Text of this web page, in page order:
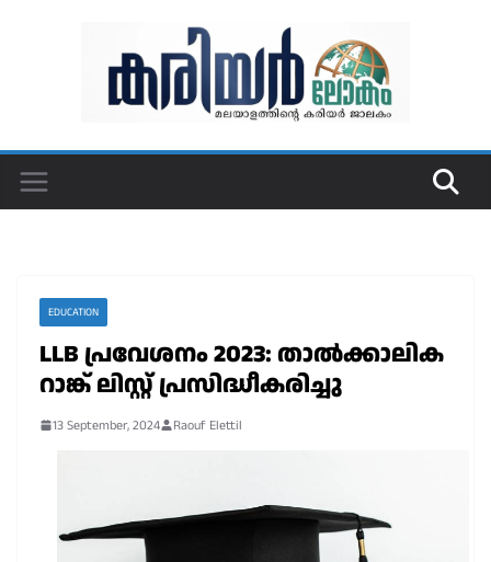
EDUCATION
LLB പ്രവേശനം 2023: താൽക്കാലിക
റാങ്ക് ലിസ്റ്റ് പ്രസിദ്ധീകരിച്ചു
13 September, 2024 Raouf Elettil